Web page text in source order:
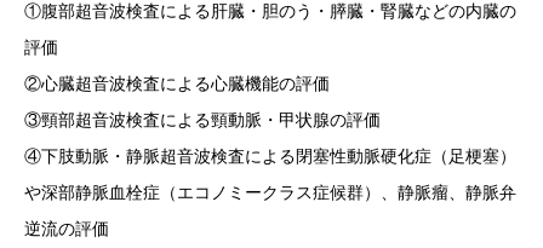
①腹部超音波検査による肝臓・胆のう・膵臓・腎臓などの内臓の
評価
②心臓超音波検査による心臓機能の評価
③頸部超音波検査による頸動脈・甲状腺の評価
④下肢動脈・静脈超音波検査による閉塞性動脈硬化症（足梗塞）
や深部静脈血栓症（エコノミークラス症候群）、静脈瘤、静脈弁
逆流の評価